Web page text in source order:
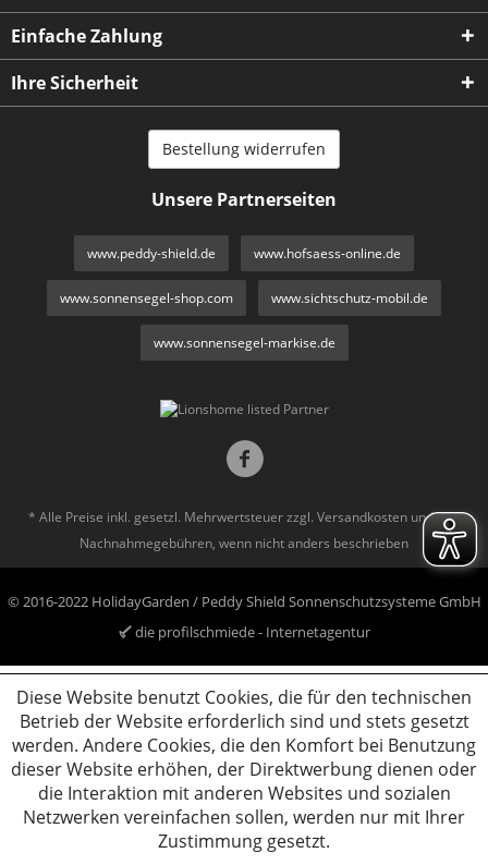
Einfache Zahlung
Ihre Sicherheit
Bestellung widerrufen
Unsere Partnerseiten
www.peddy-shield.de www.hofsaess-online.de
www.sonnensegel-shop.com www.sichtschutz-mobil.de
www.sonnensegel-markise.de
* Alle Preise inkl. gesetzl. Mehrwertsteuer zzgl. Versandkosten und ggf.
Nachnahmegebühren, wenn nicht anders beschrieben
© 2016-2022 HolidayGarden / Peddy Shield Sonnenschutzsysteme GmbH
die profilschmiede - Internetagentur
Diese Website benutzt Cookies, die für den technischen
Betrieb der Website erforderlich sind und stets gesetzt
werden. Andere Cookies, die den Komfort bei Benutzung
dieser Website erhöhen, der Direktwerbung dienen oder
die Interaktion mit anderen Websites und sozialen
Netzwerken vereinfachen sollen, werden nur mit Ihrer
Zustimmung gesetzt.